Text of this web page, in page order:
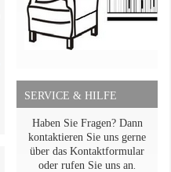
SERVICE & HILFE
Haben Sie Fragen? Dann
kontaktieren Sie uns gerne
über das Kontaktformular
oder rufen Sie uns an.